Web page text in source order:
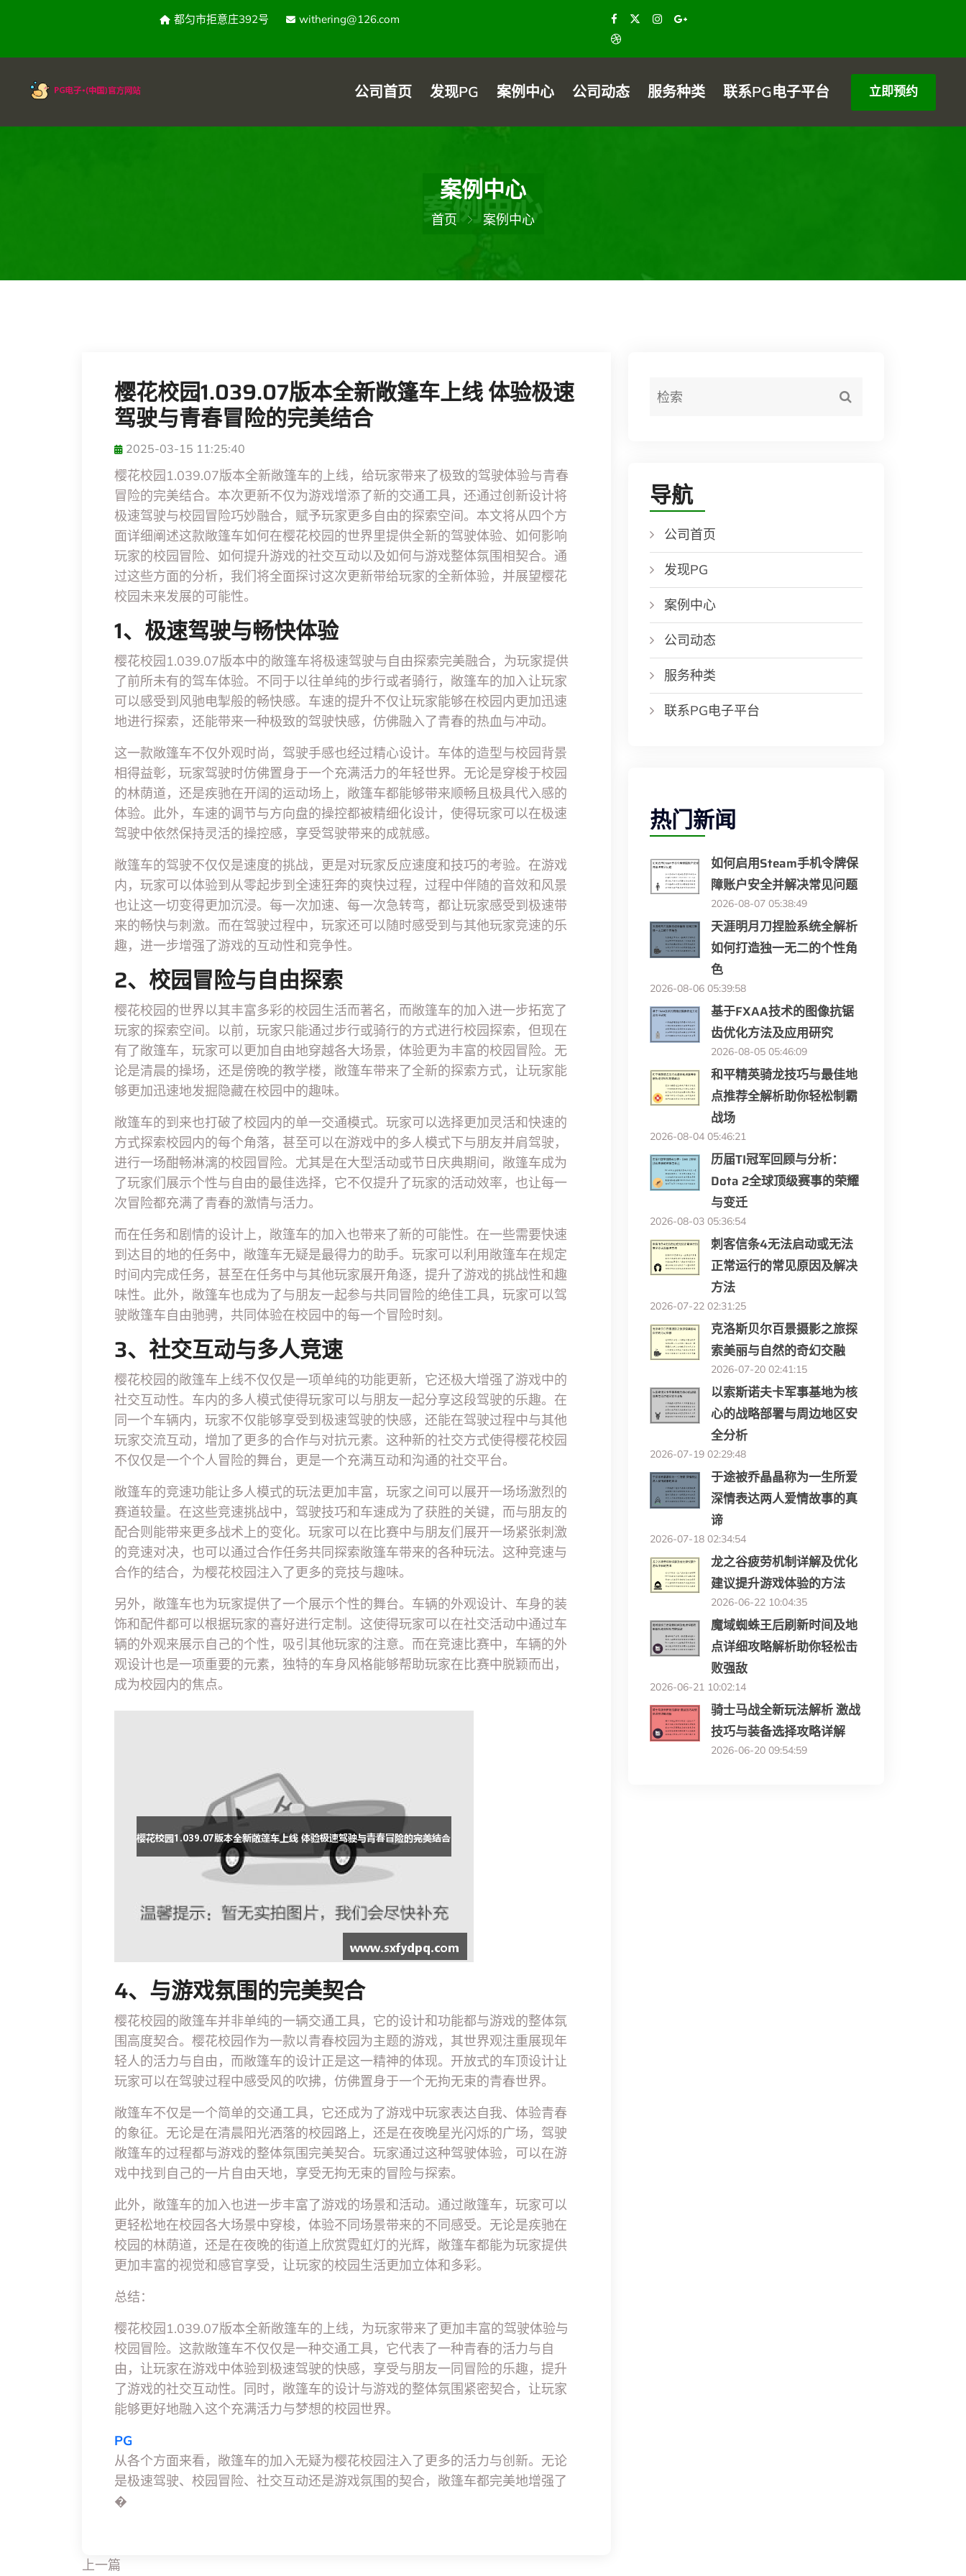
都匀市拒意庄392号 withering@126.com
公司首页 发现PG 案例中心 公司动态 服务种类 联系PG电子平台 立即预约
案例中心
首页 案例中心
樱花校园1.039.07版本全新敞篷车上线 体验极速
驾驶与青春冒险的完美结合
2025-03-15 11:25:40
樱花校园1.039.07版本全新敞篷车的上线，给玩家带来了极致的驾驶体验与青春
冒险的完美结合。本次更新不仅为游戏增添了新的交通工具，还通过创新设计将
极速驾驶与校园冒险巧妙融合，赋予玩家更多自由的探索空间。本文将从四个方
面详细阐述这款敞篷车如何在樱花校园的世界里提供全新的驾驶体验、如何影响
玩家的校园冒险、如何提升游戏的社交互动以及如何与游戏整体氛围相契合。通
过这些方面的分析，我们将全面探讨这次更新带给玩家的全新体验，并展望樱花
校园未来发展的可能性。
1、极速驾驶与畅快体验
樱花校园1.039.07版本中的敞篷车将极速驾驶与自由探索完美融合，为玩家提供
了前所未有的驾车体验。不同于以往单纯的步行或者骑行，敞篷车的加入让玩家
可以感受到风驰电掣般的畅快感。车速的提升不仅让玩家能够在校园内更加迅速
地进行探索，还能带来一种极致的驾驶快感，仿佛融入了青春的热血与冲动。
这一款敞篷车不仅外观时尚，驾驶手感也经过精心设计。车体的造型与校园背景
相得益彰，玩家驾驶时仿佛置身于一个充满活力的年轻世界。无论是穿梭于校园
的林荫道，还是疾驰在开阔的运动场上，敞篷车都能够带来顺畅且极具代入感的
体验。此外，车速的调节与方向盘的操控都被精细化设计，使得玩家可以在极速
驾驶中依然保持灵活的操控感，享受驾驶带来的成就感。
敞篷车的驾驶不仅仅是速度的挑战，更是对玩家反应速度和技巧的考验。在游戏
内，玩家可以体验到从零起步到全速狂奔的爽快过程，过程中伴随的音效和风景
也让这一切变得更加沉浸。每一次加速、每一次急转弯，都让玩家感受到极速带
来的畅快与刺激。而在驾驶过程中，玩家还可以随时感受到与其他玩家竞速的乐
趣，进一步增强了游戏的互动性和竞争性。
2、校园冒险与自由探索
樱花校园的世界以其丰富多彩的校园生活而著名，而敞篷车的加入进一步拓宽了
玩家的探索空间。以前，玩家只能通过步行或骑行的方式进行校园探索，但现在
有了敞篷车，玩家可以更加自由地穿越各大场景，体验更为丰富的校园冒险。无
论是清晨的操场，还是傍晚的教学楼，敞篷车带来了全新的探索方式，让玩家能
够更加迅速地发掘隐藏在校园中的趣味。
敞篷车的到来也打破了校园内的单一交通模式。玩家可以选择更加灵活和快速的
方式探索校园内的每个角落，甚至可以在游戏中的多人模式下与朋友并肩驾驶，
进行一场酣畅淋漓的校园冒险。尤其是在大型活动或节日庆典期间，敞篷车成为
了玩家们展示个性与自由的最佳选择，它不仅提升了玩家的活动效率，也让每一
次冒险都充满了青春的激情与活力。
而在任务和剧情的设计上，敞篷车的加入也带来了新的可能性。在一些需要快速
到达目的地的任务中，敞篷车无疑是最得力的助手。玩家可以利用敞篷车在规定
时间内完成任务，甚至在任务中与其他玩家展开角逐，提升了游戏的挑战性和趣
味性。此外，敞篷车也成为了与朋友一起参与共同冒险的绝佳工具，玩家可以驾
驶敞篷车自由驰骋，共同体验在校园中的每一个冒险时刻。
3、社交互动与多人竞速
樱花校园的敞篷车上线不仅仅是一项单纯的功能更新，它还极大增强了游戏中的
社交互动性。车内的多人模式使得玩家可以与朋友一起分享这段驾驶的乐趣。在
同一个车辆内，玩家不仅能够享受到极速驾驶的快感，还能在驾驶过程中与其他
玩家交流互动，增加了更多的合作与对抗元素。这种新的社交方式使得樱花校园
不仅仅是一个个人冒险的舞台，更是一个充满互动和沟通的社交平台。
敞篷车的竞速功能让多人模式的玩法更加丰富，玩家之间可以展开一场场激烈的
赛道较量。在这些竞速挑战中，驾驶技巧和车速成为了获胜的关键，而与朋友的
配合则能带来更多战术上的变化。玩家可以在比赛中与朋友们展开一场紧张刺激
的竞速对决，也可以通过合作任务共同探索敞篷车带来的各种玩法。这种竞速与
合作的结合，为樱花校园注入了更多的竞技与趣味。
另外，敞篷车也为玩家提供了一个展示个性的舞台。车辆的外观设计、车身的装
饰和配件都可以根据玩家的喜好进行定制。这使得玩家可以在社交活动中通过车
辆的外观来展示自己的个性，吸引其他玩家的注意。而在竞速比赛中，车辆的外
观设计也是一项重要的元素，独特的车身风格能够帮助玩家在比赛中脱颖而出，
成为校园内的焦点。
4、与游戏氛围的完美契合
樱花校园的敞篷车并非单纯的一辆交通工具，它的设计和功能都与游戏的整体氛
围高度契合。樱花校园作为一款以青春校园为主题的游戏，其世界观注重展现年
轻人的活力与自由，而敞篷车的设计正是这一精神的体现。开放式的车顶设计让
玩家可以在驾驶过程中感受风的吹拂，仿佛置身于一个无拘无束的青春世界。
敞篷车不仅是一个简单的交通工具，它还成为了游戏中玩家表达自我、体验青春
的象征。无论是在清晨阳光洒落的校园路上，还是在夜晚星光闪烁的广场，驾驶
敞篷车的过程都与游戏的整体氛围完美契合。玩家通过这种驾驶体验，可以在游
戏中找到自己的一片自由天地，享受无拘无束的冒险与探索。
此外，敞篷车的加入也进一步丰富了游戏的场景和活动。通过敞篷车，玩家可以
更轻松地在校园各大场景中穿梭，体验不同场景带来的不同感受。无论是疾驰在
校园的林荫道，还是在夜晚的街道上欣赏霓虹灯的光辉，敞篷车都能为玩家提供
更加丰富的视觉和感官享受，让玩家的校园生活更加立体和多彩。
总结：
樱花校园1.039.07版本全新敞篷车的上线，为玩家带来了更加丰富的驾驶体验与
校园冒险。这款敞篷车不仅仅是一种交通工具，它代表了一种青春的活力与自
由，让玩家在游戏中体验到极速驾驶的快感，享受与朋友一同冒险的乐趣，提升
了游戏的社交互动性。同时，敞篷车的设计与游戏的整体氛围紧密契合，让玩家
能够更好地融入这个充满活力与梦想的校园世界。
PG
从各个方面来看，敞篷车的加入无疑为樱花校园注入了更多的活力与创新。无论
是极速驾驶、校园冒险、社交互动还是游戏氛围的契合，敞篷车都完美地增强了
�
上一篇
导航
公司首页
发现PG
案例中心
公司动态
服务种类
联系PG电子平台
热门新闻
如何启用Steam手机令牌保
障账户安全并解决常见问题
2026-08-07 05:38:49
天涯明月刀捏脸系统全解析
如何打造独一无二的个性角
色
2026-08-06 05:39:58
基于FXAA技术的图像抗锯
齿优化方法及应用研究
2026-08-05 05:46:09
和平精英骑龙技巧与最佳地
点推荐全解析助你轻松制霸
战场
2026-08-04 05:46:21
历届TI冠军回顾与分析：
Dota 2全球顶级赛事的荣耀
与变迁
2026-08-03 05:36:54
刺客信条4无法启动或无法
正常运行的常见原因及解决
方法
2026-07-22 02:31:25
克洛斯贝尔百景摄影之旅探
索美丽与自然的奇幻交融
2026-07-20 02:41:15
以索斯诺夫卡军事基地为核
心的战略部署与周边地区安
全分析
2026-07-19 02:29:48
于途被乔晶晶称为一生所爱
深情表达两人爱情故事的真
谛
2026-07-18 02:34:54
龙之谷疲劳机制详解及优化
建议提升游戏体验的方法
2026-06-22 10:04:35
魔域蜘蛛王后刷新时间及地
点详细攻略解析助你轻松击
败强敌
2026-06-21 10:02:14
骑士马战全新玩法解析 激战
技巧与装备选择攻略详解
2026-06-20 09:54:59